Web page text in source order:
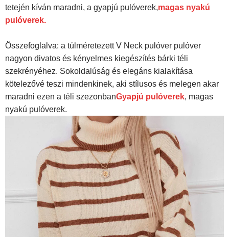
tetején kíván maradni, a gyapjú pulóverek,magas nyakú
pulóverek.
Összefoglalva: a túlméretezett V Neck pulóver pulóver
nagyon divatos és kényelmes kiegészítés bárki téli
szekrényéhez. Sokoldalúság és elegáns kialakítása
kötelezővé teszi mindenkinek, aki stílusos és melegen akar
maradni ezen a téli szezonbanGyapjú pulóverek, magas
nyakú pulóverek.